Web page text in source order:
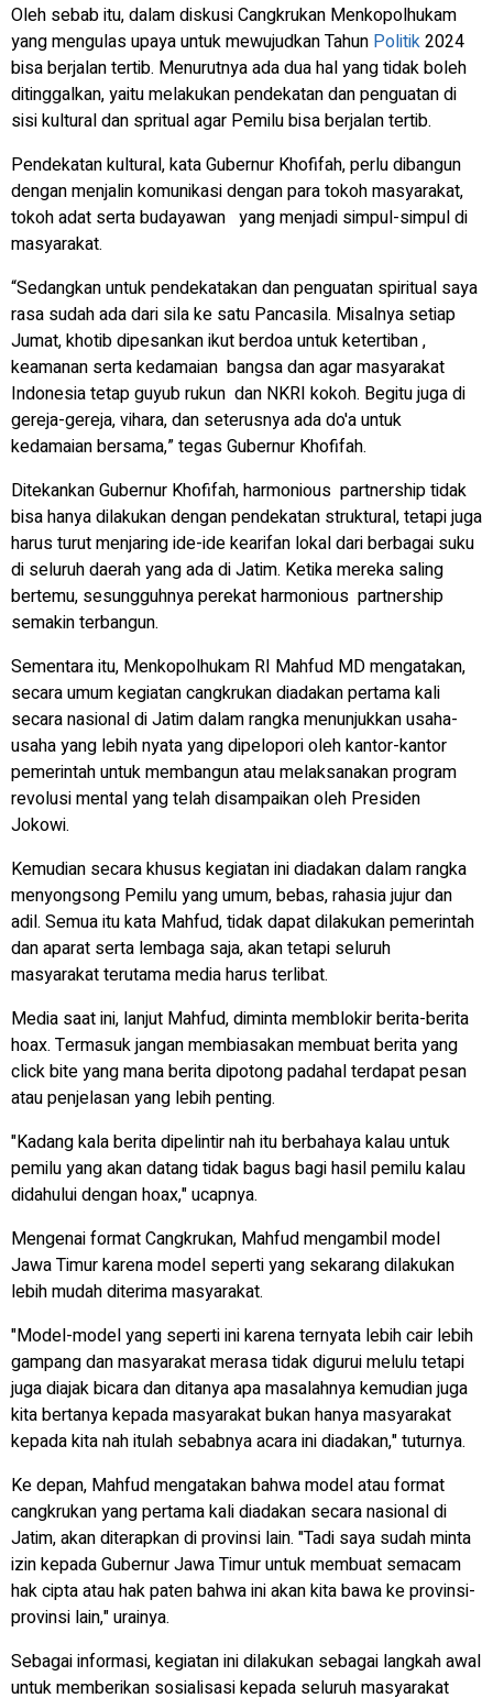
Oleh sebab itu, dalam diskusi Cangkrukan Menkopolhukam
yang mengulas upaya untuk mewujudkan Tahun Politik2024
bisa berjalan tertib. Menurutnya ada dua hal yang tidak boleh
ditinggalkan, yaitu melakukan pendekatan dan penguatan di
sisi kultural dan spritual agar Pemilu bisa berjalan tertib.
Pendekatan kultural, kata Gubernur Khofifah, perlu dibangun
dengan menjalin komunikasi dengan para tokoh masyarakat,
tokoh adat serta budayawan yang menjadi simpul-simpul di
masyarakat.
“Sedangkan untuk pendekatakan dan penguatan spiritual saya
rasa sudah ada dari sila ke satu Pancasila. Misalnya setiap
Jumat, khotib dipesankan ikut berdoa untuk ketertiban ,
keamanan serta kedamaian bangsa dan agar masyarakat
Indonesia tetap guyub rukun dan NKRI kokoh. Begitu juga di
gereja-gereja, vihara, dan seterusnya ada do'a untuk
kedamaian bersama,” tegas Gubernur Khofifah.
Ditekankan Gubernur Khofifah, harmonious partnership tidak
bisa hanya dilakukan dengan pendekatan struktural, tetapi juga
harus turut menjaring ide-ide kearifan lokal dari berbagai suku
di seluruh daerah yang ada di Jatim. Ketika mereka saling
bertemu, sesungguhnya perekat harmonious partnership
semakin terbangun.
Sementara itu, Menkopolhukam RI Mahfud MD mengatakan,
secara umum kegiatan cangkrukan diadakan pertama kali
secara nasional di Jatim dalam rangka menunjukkan usaha-
usaha yang lebih nyata yang dipelopori oleh kantor-kantor
pemerintah untuk membangun atau melaksanakan program
revolusi mental yang telah disampaikan oleh Presiden
Jokowi.
Kemudian secara khusus kegiatan ini diadakan dalam rangka
menyongsong Pemilu yang umum, bebas, rahasia jujur dan
adil. Semua itu kata Mahfud, tidak dapat dilakukan pemerintah
dan aparat serta lembaga saja, akan tetapi seluruh
masyarakat terutama media harus terlibat.
Media saat ini, lanjut Mahfud, diminta memblokir berita-berita
hoax. Termasuk jangan membiasakan membuat berita yang
click bite yang mana berita dipotong padahal terdapat pesan
atau penjelasan yang lebih penting.
"Kadang kala berita dipelintir nah itu berbahaya kalau untuk
pemilu yang akan datang tidak bagus bagi hasil pemilu kalau
didahului dengan hoax," ucapnya.
Mengenai format Cangkrukan, Mahfud mengambil model
Jawa Timur karena model seperti yang sekarang dilakukan
lebih mudah diterima masyarakat.
"Model-model yang seperti ini karena ternyata lebih cair lebih
gampang dan masyarakat merasa tidak digurui melulu tetapi
juga diajak bicara dan ditanya apa masalahnya kemudian juga
kita bertanya kepada masyarakat bukan hanya masyarakat
kepada kita nah itulah sebabnya acara ini diadakan," tuturnya.
Ke depan, Mahfud mengatakan bahwa model atau format
cangkrukan yang pertama kali diadakan secara nasional di
Jatim, akan diterapkan di provinsi lain. "Tadi saya sudah minta
izin kepada Gubernur Jawa Timur untuk membuat semacam
hak cipta atau hak paten bahwa ini akan kita bawa ke provinsi-
provinsi lain," urainya.
Sebagai informasi, kegiatan ini dilakukan sebagai langkah awal
untuk memberikan sosialisasi kepada seluruh masyarakat